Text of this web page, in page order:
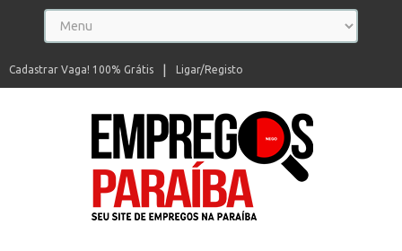
Ligar/Registo
Cadastrar Vaga! 100% Grátis